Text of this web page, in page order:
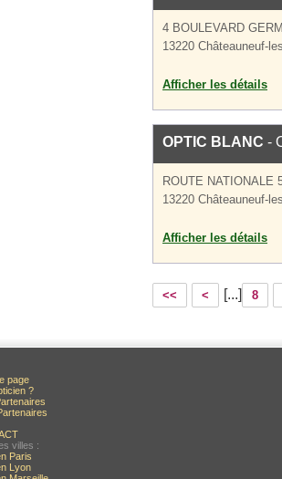
4 BOULEVARD
13220 Châteauneuf-
Afficher les détails
OPTIC BLANC -
ROUTE NATIONALE
13220 Châteauneuf-
Afficher les détails
<< < [...] 8
page
?
villes :
Paris
Lyon